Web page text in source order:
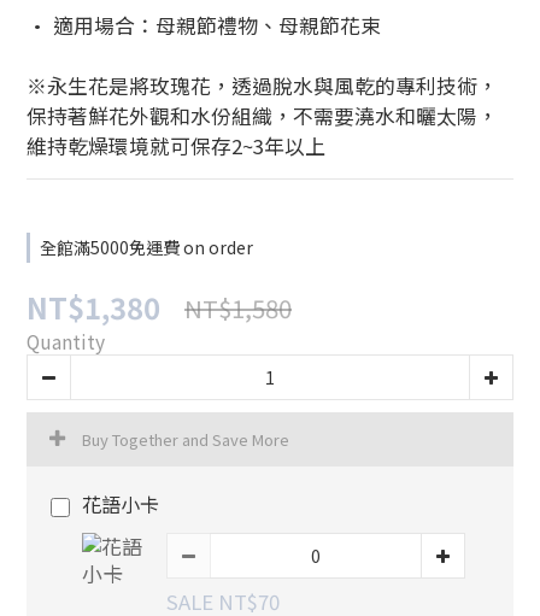
• 適用場合：母親節禮物、母親節花束
※永生花是將玫瑰花，透過脫水與風乾的專利技術，
保持著鮮花外觀和水份組織，不需要澆水和曬太陽，
維持乾燥環境就可保存2~3年以上
全館滿5000免運費 on order
NT$1,380 NT$1,580
Quantity
Buy Together and Save More
花語小卡
SALE NT$70